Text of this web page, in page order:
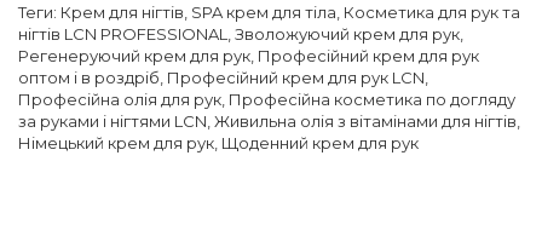
Теги: Крем для нігтів SPA крем для тіла Косметика для рук та
нігтів LCN PROFESSIONAL
Зволожуючий крем для рук
Регенеруючий крем для рук Професійний крем для рук
оптом і в роздріб Професійний крем для рук LCN
Професійна олія для рук Професійна косметика по догляду
за руками і нігтями LCN Живильна олія з вітамінами для нігтів
Німецький крем для рук Щоденний крем для рук